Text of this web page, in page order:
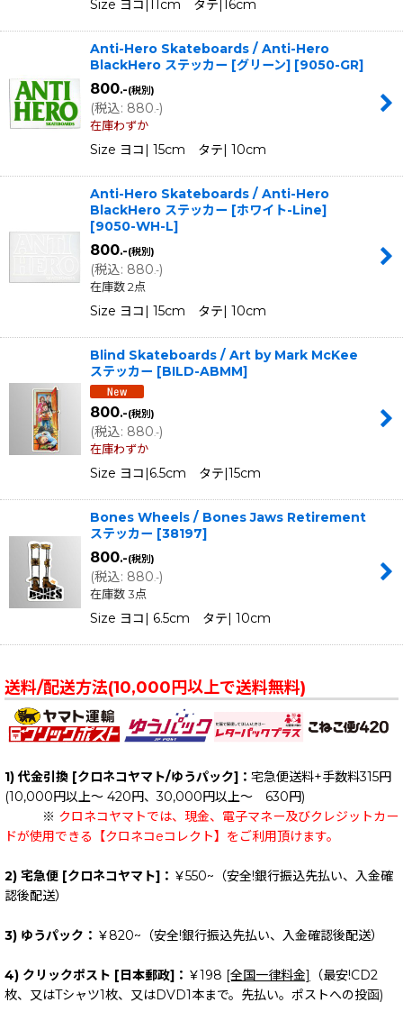
Size ヨコ|11cm タテ|16cm
Anti-Hero Skateboards / Anti-Hero
BlackHero ステッカー [グリーン] [9050-GR]
800.-(税別)
(税込: 880.-)
在庫わずか
Size ヨコ| 15cm タテ| 10cm
Anti-Hero Skateboards / Anti-Hero
BlackHero ステッカー [ホワイト-Line]
[9050-WH-L]
800.-(税別)
(税込: 880.-)
在庫数 2点
Size ヨコ| 15cm タテ| 10cm
Blind Skateboards / Art by Mark McKee
ステッカー [BILD-ABMM]
800.-(税別)
(税込: 880.-)
在庫わずか
Size ヨコ|6.5cm タテ|15cm
Bones Wheels / Bones Jaws Retirement
ステッカー [38197]
800.-(税別)
(税込: 880.-)
在庫数 3点
Size ヨコ| 6.5cm タテ| 10cm
送料/配送方法(10,000円以上で送料無料)
1) 代金引換 [クロネコヤマト/ゆうパック]： 宅急便送料+手数料315円
(10,000円以上～ 420円、30,000円以上～ 630円)
※ クロネコヤマトでは、現金、電子マネー及びクレジットカー
ドが使用できる【クロネコeコレクト】をご利用頂けます。
2) 宅急便 [クロネコヤマト]： ￥550~（安全!銀行振込先払い、入金確
認後配送）
3) ゆうパック： ￥820~（安全!銀行振込先払い、入金確認後配送）
4) クリックポスト [日本郵政]： ￥198 [全国一律料金]
（最安!CD2
枚、又はTシャツ1枚、又はDVD1本まで。先払い。ポストへの投函)